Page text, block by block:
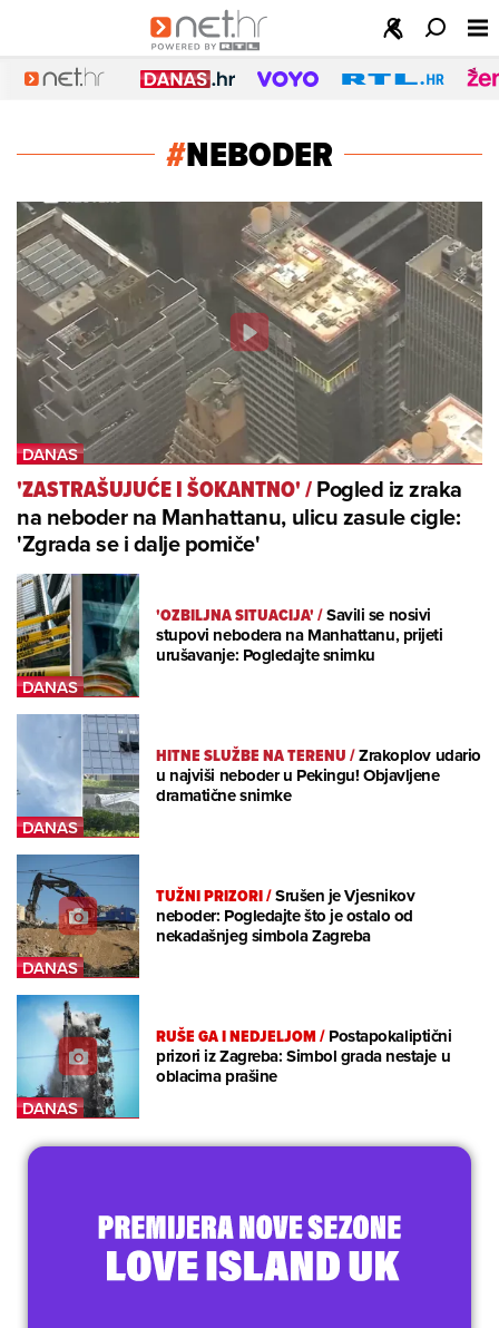
#NEBODER
'ZASTRAŠUJUĆE I ŠOKANTNO'/Pogled iz zraka
na neboder na Manhattanu, ulicu zasule cigle:
'Zgrada se i dalje pomiče'
'OZBILJNA SITUACIJA'/Savili se nosivi
stupovi nebodera na Manhattanu, prijeti
urušavanje: Pogledajte snimku
HITNE SLUŽBE NA TERENU/Zrakoplov udario
u najviši neboder u Pekingu! Objavljene
dramatične snimke
TUŽNI PRIZORI/Srušen je Vjesnikov
neboder: Pogledajte što je ostalo od
nekadašnjeg simbola Zagreba
RUŠE GA I NEDJELJOM/Postapokaliptični
prizori iz Zagreba: Simbol grada nestaje u
oblacima prašine